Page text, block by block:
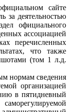
сайте
за деятельностью
официального
ассоциацией
перечисленных
что также
(том 1 л.д.
нормам сведения
организацией
в пятидневный